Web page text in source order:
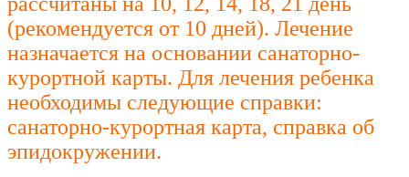
(рекомендуется от 10 дней). Лечение
назначается на основании санаторно-
курортной карты. Для лечения ребенка
необходимы следующие справки:
санаторно-курортная карта, справка об
эпидокружении.